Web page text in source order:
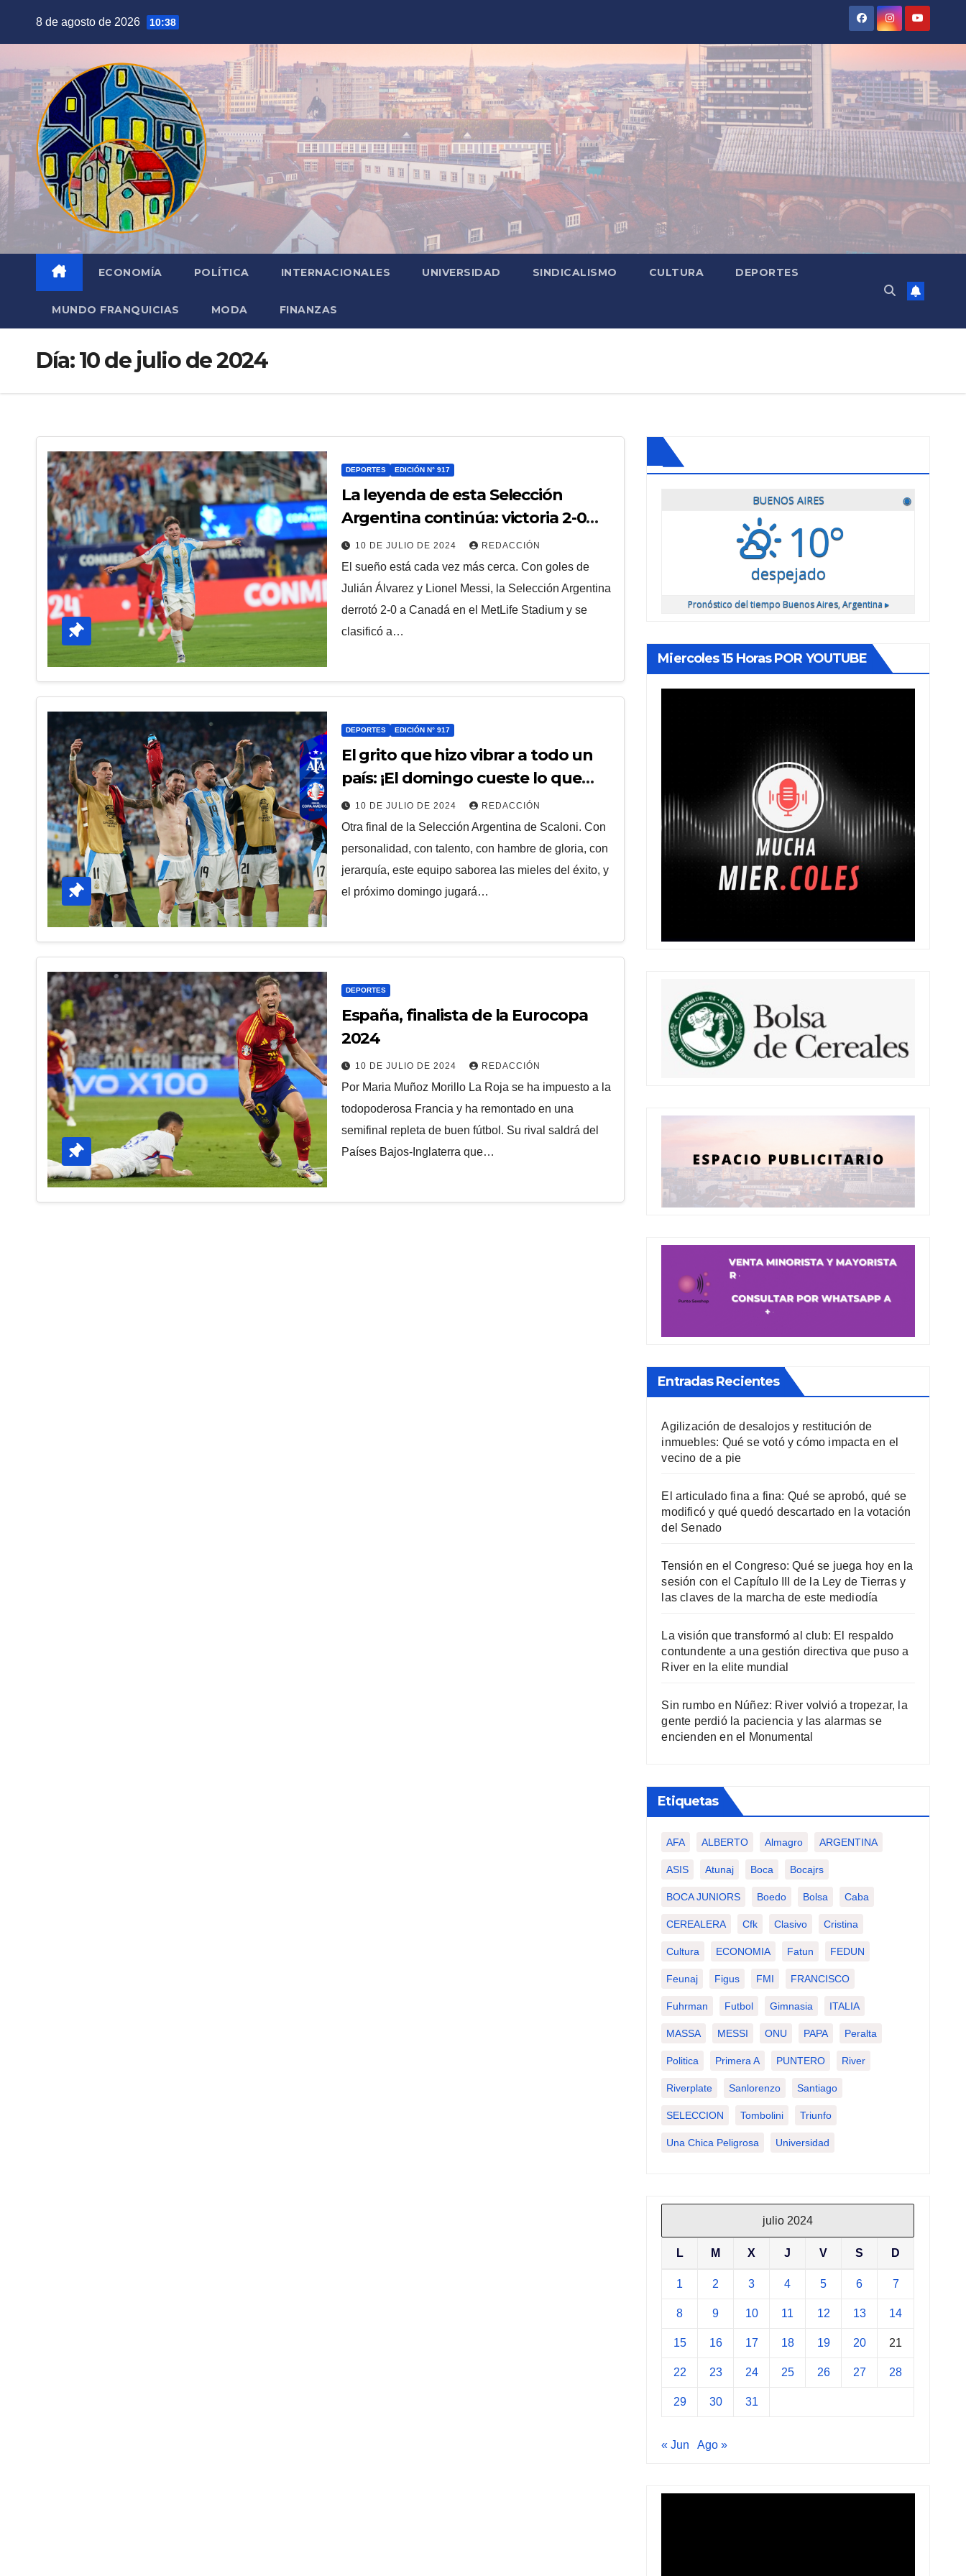
8 de agosto de 2026 10:38
ECONOMÍA POLÍTICA INTERNACIONALES UNIVERSIDAD SINDICALISMO CULTURA DEPORTES
MUNDO FRANQUICIAS MODA FINANZAS
Día:10 de julio de 2024
DEPORTES EDICIÓN N° 917
La leyenda de esta Selección
Argentina continúa: victoria 2-0
ante Canadá y a la final de la Copa
America 2024
10 DE JULIO DE 2024 REDACCIÓN
El sueño está cada vez más cerca. Con goles de
Julián Álvarez y Lionel Messi, la Selección Argentina
derrotó 2-0 a Canadá en el MetLife Stadium y se
clasificó a…
DEPORTES EDICIÓN N° 917
El grito que hizo vibrar a todo un
país: ¡El domingo cueste lo que
cueste… el domingo tenemos que
ganar!
10 DE JULIO DE 2024 REDACCIÓN
Otra final de la Selección Argentina de Scaloni. Con
personalidad, con talento, con hambre de gloria, con
jerarquía, este equipo saborea las mieles del éxito, y
el próximo domingo jugará…
DEPORTES
España, finalista de la Eurocopa
2024
10 DE JULIO DE 2024 REDACCIÓN
Por Maria Muñoz Morillo La Roja se ha impuesto a la
todopoderosa Francia y ha remontado en una
semifinal repleta de buen fútbol. Su rival saldrá del
Países Bajos-Inglaterra que…
BUENOS AIRES ◉
10°
despejado
Pronóstico del tiempo Buenos Aires, Argentina ▸
Miercoles 15 Horas POR YOUTUBE
Entradas Recientes
Agilización de desalojos y restitución de
inmuebles: Qué se votó y cómo impacta en el
vecino de a pie
El articulado fina a fina: Qué se aprobó, qué se
modificó y qué quedó descartado en la votación
del Senado
Tensión en el Congreso: Qué se juega hoy en la
sesión con el Capítulo III de la Ley de Tierras y
las claves de la marcha de este mediodía
La visión que transformó al club: El respaldo
contundente a una gestión directiva que puso a
River en la elite mundial
Sin rumbo en Núñez: River volvió a tropezar, la
gente perdió la paciencia y las alarmas se
encienden en el Monumental
Etiquetas
AFA ALBERTO Almagro ARGENTINA
ASIS Atunaj Boca Bocajrs
BOCA JUNIORS Boedo Bolsa Caba
CEREALERA Cfk Clasivo Cristina
Cultura ECONOMIA Fatun FEDUN
Feunaj Figus FMI FRANCISCO
Fuhrman Futbol Gimnasia ITALIA
MASSA MESSI ONU PAPA Peralta
Politica Primera A PUNTERO River
Riverplate Sanlorenzo Santiago
SELECCION Tombolini Triunfo
Una Chica Peligrosa Universidad
julio 2024
L M X J V S D
1 2 3 4 5 6 7
8 9 10 11 12 13 14
15 16 17 18 19 20 21
22 23 24 25 26 27 28
29 30 31
« Jun Ago »